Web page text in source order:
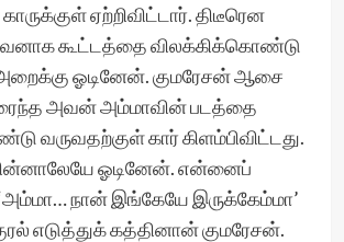
ஏற்றிவிட்டார். திடீரென
கூட்டத்தை விலக்கிக்கொண்டு
ஓடினேன். குமரேசன் ஆசை
அவன் அம்மாவின் படத்தை
வருவதற்குள் கார் கிளம்பிவிட்டது.
ஓடினேன். என்னைப்
நான் இங்கேயே இருக்கேம்மா’
எடுத்துக் கத்தினான் குமரேசன்.